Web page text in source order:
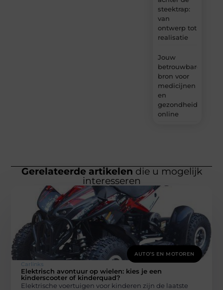
steektrap:
van
ontwerp tot
realisatie
Jouw
betrouwbare
bron voor
medicijnen
en
online
Gerelateerde artikelen die u mogelijk
interesseren
AUTO’S EN MOTOREN
Carlinks
Elektrisch avontuur op wielen: kies je een
kinderscooter of kinderquad?
Elektrische voertuigen voor kinderen zijn de laatste